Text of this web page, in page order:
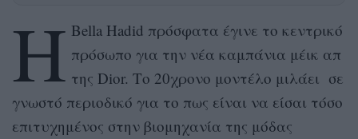
Η Bella Hadid πρόσφατα έγινε το κεντρικό
πρόσωπο για την νέα καμπάνια μέικ απ
της Dior. Το 20χρονο μοντέλο μιλάει σε
γνωστό περιοδικό για το πως είναι να είσαι τόσο
επιτυχημένος στην βιομηχανία της μόδας